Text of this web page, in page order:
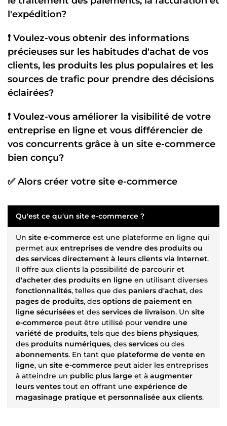
l'expédition?
❗ Voulez-vous obtenir des informations
précieuses sur les habitudes d'achat de vos
clients, les produits les plus populaires et les
sources de trafic pour prendre des décisions
éclairées?
❗ Voulez-vous améliorer la visibilité de votre
entreprise en ligne et vous différencier de
vos concurrents grâce à un site e-commerce
bien conçu?
✅ Alors créer votre site e-commerce
Qu'est ce qu'un site e-commerce ?
Un site e-commerce est une plateforme en ligne qui
permet aux entreprises de vendre des produits ou
des services directement à leurs clients via Internet.
Il offre aux clients la possibilité de parcourir et
d'acheter des produits en ligne en utilisant diverses
fonctionnalités, telles que des paniers d'achat, des
pages de produits, des options de paiement en
ligne sécurisées et des services de livraison. Un site
e-commerce peut être utilisé pour vendre une
variété de produits, tels que des biens physiques,
des produits numériques, des services ou des
abonnements. En tant que plateforme de vente en
ligne, un site e-commerce peut aider les entreprises
à atteindre un public plus large et à augmenter
leurs ventes tout en offrant une expérience de
magasinage pratique et personnalisée aux clients.